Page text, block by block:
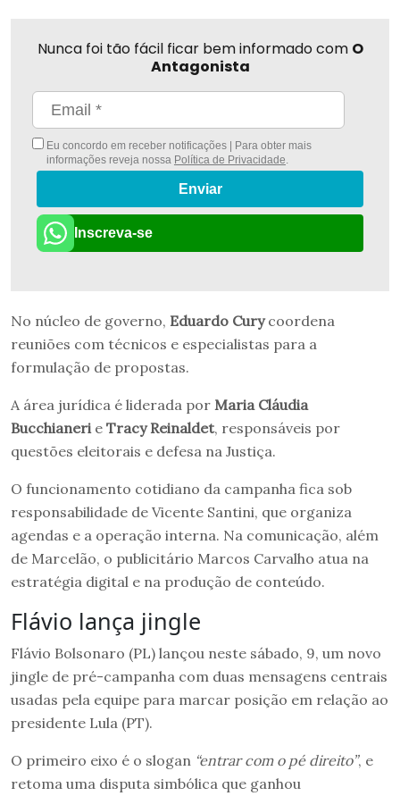
Nunca foi tão fácil ficar bem informado com O
Antagonista
Eu concordo em receber notificações | Para obter mais
informações reveja nossa Política de Privacidade.
Enviar
Inscreva-se
No núcleo de governo, Eduardo Curycoordena
reuniões com técnicos e especialistas para a
formulação de propostas.
A área jurídica é liderada por Maria Cláudia
Bucchianeri e Tracy Reinaldet, responsáveis por
questões eleitorais e defesa na Justiça.
O funcionamento cotidiano da campanha fica sob
responsabilidade de Vicente Santini, que organiza
agendas e a operação interna. Na comunicação, além
de Marcelão, o publicitário Marcos Carvalho atua na
estratégia digital e na produção de conteúdo.
Flávio lança jingle
Flávio Bolsonaro (PL) lançou neste sábado, 9, um novo
jingle de pré-campanha com duas mensagens centrais
usadas pela equipe para marcar posição em relação ao
presidente Lula (PT).
O primeiro eixo é o slogan “entrar com o pé direito”, e
retoma uma disputa simbólica que ganhou